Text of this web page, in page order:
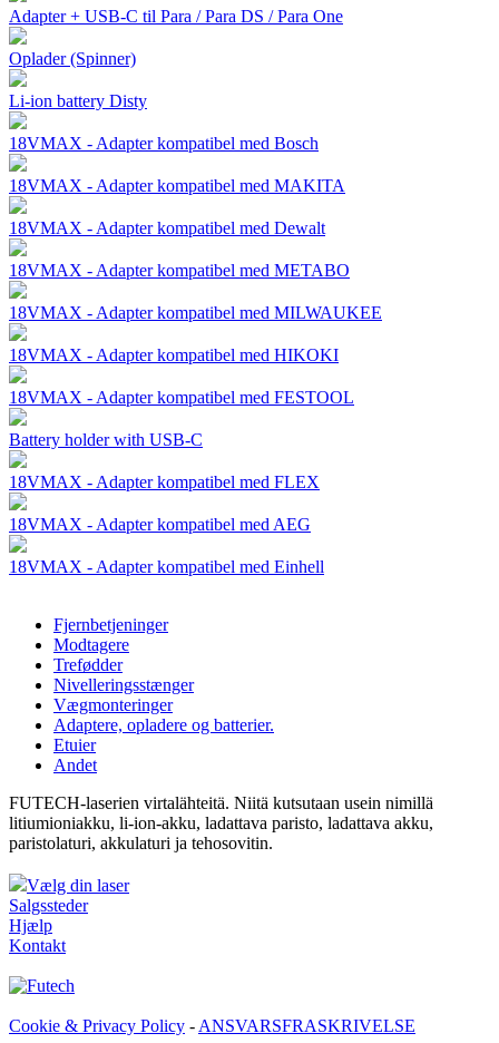
Adapter + USB-C til Para / Para DS / Para One
Oplader (Spinner)
Li-ion battery Disty
18VMAX - Adapter kompatibel med Bosch
18VMAX - Adapter kompatibel med MAKITA
18VMAX - Adapter kompatibel med Dewalt
18VMAX - Adapter kompatibel med METABO
18VMAX - Adapter kompatibel med MILWAUKEE
18VMAX - Adapter kompatibel med HIKOKI
18VMAX - Adapter kompatibel med FESTOOL
Battery holder with USB-C
18VMAX - Adapter kompatibel med FLEX
18VMAX - Adapter kompatibel med AEG
18VMAX - Adapter kompatibel med Einhell
Fjernbetjeninger
Modtagere
Trefødder
Nivelleringsstænger
Vægmonteringer
Adaptere, opladere og batterier.
Etuier
Andet
FUTECH-laserien virtalähteitä. Niitä kutsutaan usein nimillä
litiumioniakku, li-ion-akku, ladattava paristo, ladattava akku,
paristolaturi, akkulaturi ja tehosovitin.
Vælg din laser
Salgssteder
Hjælp
Kontakt
Cookie & Privacy Policy - ANSVARSFRASKRIVELSE